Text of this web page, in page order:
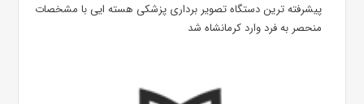
پیشرفته ترین دستگاه تصویر برداری پزشکی هسته ایی با مشخصات
منحصر به فرد وارد کرمانشاه شد